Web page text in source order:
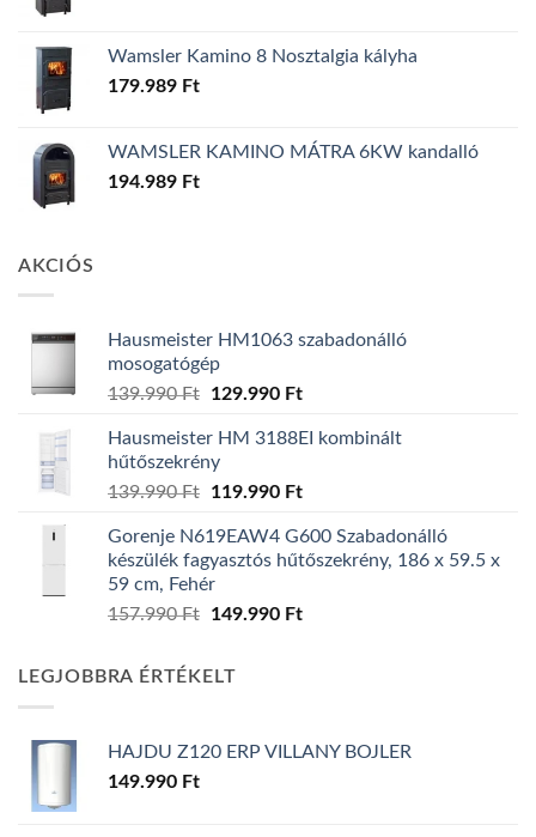
Wamsler Kamino 8 Nosztalgia kályha
179.989 Ft
WAMSLER KAMINO MÁTRA 6KW kandalló
194.989 Ft
AKCIÓS
Hausmeister HM1063 szabadonálló
mosogatógép
139.990Ft
Original
was:
139.990 Ft.
129.990 FtCurrent
is:
Hausmeister HM 3188EI kombinált
hűtőszekrény
139.990Ft
Original
was:
139.990 Ft.
119.990 FtCurrent
is:
119.990 Ft.
Gorenje N619EAW4 G600 Szabadonálló
készülék fagyasztós hűtőszekrény, 186 x 59.5 x
59 cm, Fehér
157.990Ft
Original
157.990 Ft.
149.990 FtCurrent
LEGJOBBRA ÉRTÉKELT
HAJDU Z120 ERP VILLANY BOJLER
149.990 Ft